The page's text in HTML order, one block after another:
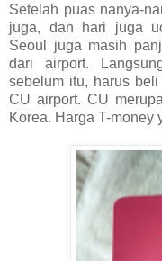
Setelah puas nanya-
juga, dan hari juga
Seoul juga masih
dari airport.
sebelum itu, harus
CU airport. CU
Korea. Harga T-money